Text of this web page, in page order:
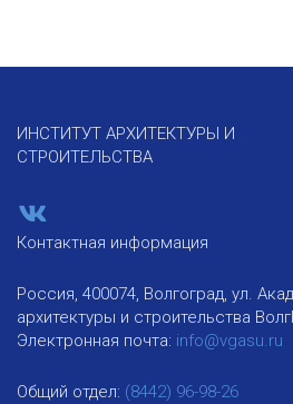
ИНСТИТУТ АРХИТЕКТУРЫ И
СТРОИТЕЛЬСТВА
Контактная информация
Россия, 400074, Волгоград, ул.
архитектуры и строительства
Электронная почта: info@vgasu.ru
Общий отдел: (8442) 96-98-26